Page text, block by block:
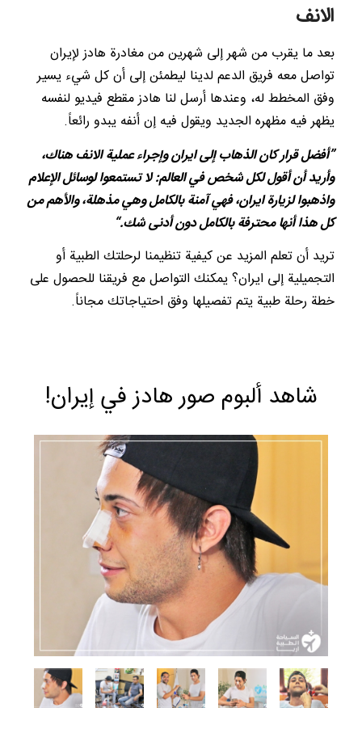
الانف
بعد ما يقرب من شهر إلى شهرين من مغادرة هادز لإيران
تواصل معه فريق الدعم لدينا ليطمئن إلى أن كل شيء يسير
وفق المخطط له، وعندها أرسل لنا هادز مقطع فيديو لنفسه
يظهر فيه مظهره الجديد ويقول فيه إن أنفه يبدو رائعاً.
”أفضل قرار كان الذهاب إلى ايران وإجراء عملية الانف هناك،
وأريد أن أقول لكل شخص في العالم: لا تستمعوا لوسائل الإعلام
واذهبوا لزيارة ايران، فهي آمنة بالكامل وهي مذهلة، والأهم من
كل هذا أنها محترفة بالكامل دون أدنى شك.“
تريد أن تعلم المزيد عن كيفية تنظيمنا لرحلتك الطبية أو
التجميلية إلى ايران؟ يمكنك التواصل مع فريقنا للحصول على
خطة رحلة طبية يتم تفصيلها وفق احتياجاتك مجاناً.
شاهد ألبوم صور هادز في إيران!